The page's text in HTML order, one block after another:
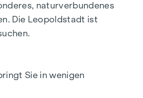
Naheverhältnis
naturverbundenes
Die Leopoldstadt ist
Sie in wenigen